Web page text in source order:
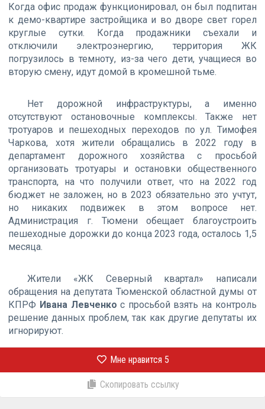
Когда офис продаж функционировал, он был подпитан
к демо-квартире застройщика и во дворе свет горел
круглые сутки. Когда продажники съехали и
отключили электроэнергию, территория ЖК
погрузилось в темноту, из-за чего дети, учащиеся во
вторую смену, идут домой в кромешной тьме.
Нет дорожной инфраструктуры, а именно
отсутствуют остановочные комплексы. Также нет
тротуаров и пешеходных переходов по ул. Тимофея
Чаркова, хотя жители обращались в 2022 году в
департамент дорожного хозяйства с просьбой
организовать тротуары и остановки общественного
транспорта, на что получили ответ, что на 2022 год
бюджет не заложен, но в 2023 обязательно это учтут,
но никаких подвижек в этом вопросе нет.
Администрация г. Тюмени обещает благоустроить
пешеходные дорожки до конца 2023 года, осталось 1,5
месяца.
Жители «ЖК Северный квартал» написали
обращения на депутата Тюменской областной думы от
КПРФ Ивана Левченко с просьбой взять на контроль
решение данных проблем, так как другие депутаты их
игнорируют.
Мне нравится 5
Скопировать ссылку